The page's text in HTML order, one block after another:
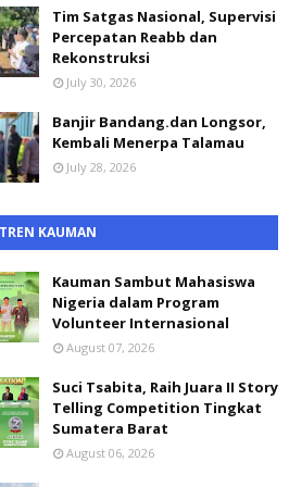
Tim Satgas Nasional, Supervisi
Percepatan Reabb dan
Rekonstruksi
July 30, 2026
Banjir Bandang.dan Longsor,
Kembali Menerpa Talamau
July 28, 2026
KAUMAN
Kauman Sambut Mahasiswa
Nigeria dalam Program
Volunteer Internasional
August 07, 2026
Suci Tsabita, Raih Juara II Story
Telling Competition Tingkat
Sumatera Barat
August 06, 2026